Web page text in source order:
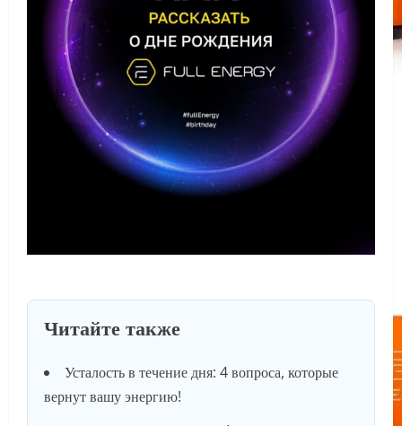
Читайте также
Усталость в течение дня: 4 вопроса, которые
вернут вашу энергию!